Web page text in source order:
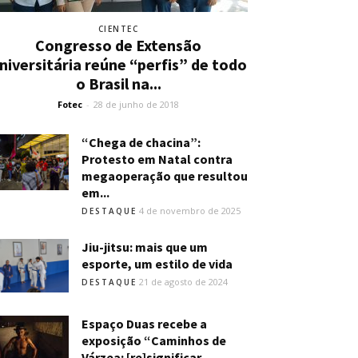
CIENTEC
Congresso de Extensão
reúne “perfis” de todo
o Brasil na...
Fotec - 28 de junho de 2018
“Chega de chacina”:
Protesto em Natal contra
megaoperação que resultou
em...
DESTAQUE 4 de novembro de 2025
Jiu-jitsu: mais que um
esporte, um estilo de vida
DESTAQUE 21 de agosto de 2024
Espaço Duas recebe a
exposição “Caminhos de